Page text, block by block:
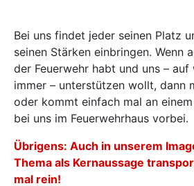
Bei uns findet jeder seinen Platz
seinen Stärken einbringen. Wenn
der Feuerwehr habt und uns – auf
immer – unterstützen wollt, dann
oder kommt einfach mal an
bei uns im Feuerwehrhaus vorbei.
Übrigens: Auch in unserem
Thema als Kernaussage
mal rein!